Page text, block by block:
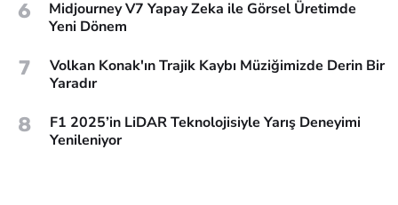
6
Midjourney V7 Yapay Zeka ile Görsel Üretimde
Yeni Dönem
7
Volkan Konak'ın Trajik Kaybı Müziğimizde Derin Bir
Yaradır
8
F1 2025’in LiDAR Teknolojisiyle Yarış Deneyimi
Yenileniyor